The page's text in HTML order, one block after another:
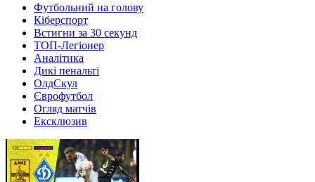
Футбольний на голову
Кіберспорт
Встигни за 30 секунд
ТОП-Легіонер
Аналітика
Дикі пенальті
ОлдСкул
Єврофутбол
Огляд матчів
Ексклюзив